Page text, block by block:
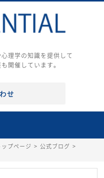
理学の知識を提供して
開催しています。
せ
プページ > 公式ブログ >